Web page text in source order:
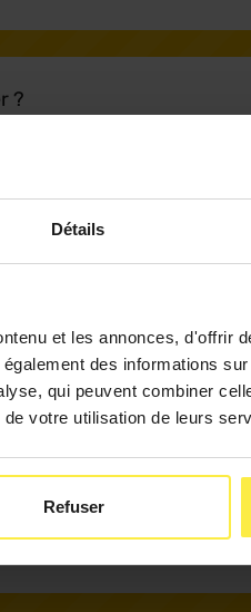
Détails
et les annonces, d'offrir
des informations
qui peuvent combiner
votre utilisation de leurs
Refuser
?
professionnel ?